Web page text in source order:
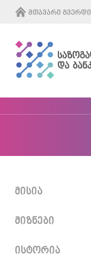
ᲛᲗᲐᲕᲐᲠᲘ ᲒᲕᲔᲠᲓᲘ
ᲛᲘᲡᲘᲐ
ᲛᲘᲖᲜᲔᲑᲘ
ᲘᲡᲢᲝᲠᲘᲐ